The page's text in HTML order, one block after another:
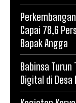
Capai 78,6
Bapak Angga
Babinsa Turun
Digital di Desa